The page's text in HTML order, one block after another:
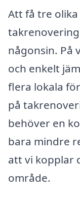
Att få tre
någonsin. På
och enkelt
flera lokala
på
behöver en
bara mindre
att vi kopplar
område.